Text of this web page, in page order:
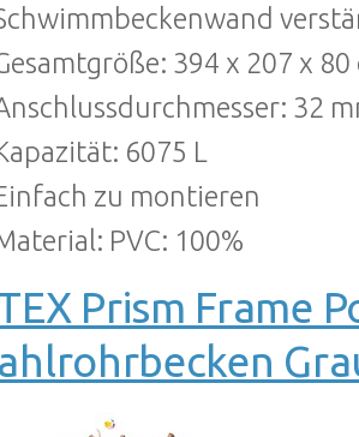
394 x 207 x 80
32
6075 L
zu montieren
PVC: 100%
Prism Frame